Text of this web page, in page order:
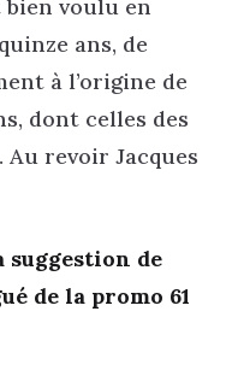
voulu en
ans, de
à l’origine de
dont celles des
Au revoir Jacques
suggestion de
de la promo 61